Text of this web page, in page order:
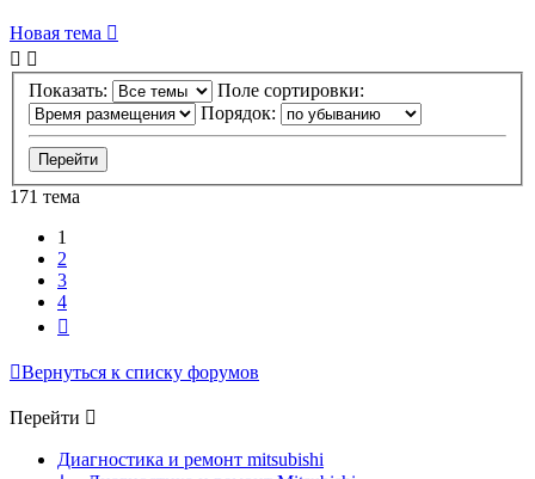
Новая тема
Показать:
Поле сортировки:
Порядок:
171 тема
1
2
3
4
Вернуться к списку форумов
Перейти
Диагностика и ремонт mitsubishi